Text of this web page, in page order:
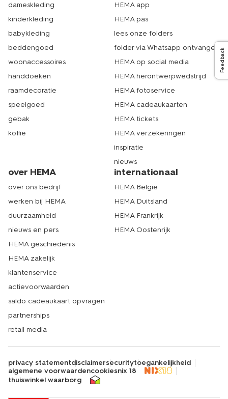
Feedback
dameskleding
kinderkleding
babykleding
beddengoed
woonaccessoires
handdoeken
raamdecoratie
speelgoed
gebak
koffie
HEMA app
HEMA pas
lees onze folders
folder via Whatsapp ontvangen
HEMA op social media
HEMA herontwerpwedstrijd
HEMA fotoservice
HEMA cadeaukaarten
HEMA tickets
HEMA verzekeringen
inspiratie
nieuws
over HEMA
over ons bedrijf
werken bij HEMA
duurzaamheid
nieuws en pers
HEMA geschiedenis
HEMA zakelijk
klantenservice
actievoorwaarden
saldo cadeaukaart opvragen
partnerships
retail media
internationaal
HEMA België
HEMA Duitsland
HEMA Frankrijk
HEMA Oostenrijk
privacy statementdisclaimersecuritytoegankelijkheid
algemene voorwaardencookiesnix 18
thuiswinkel waarborg